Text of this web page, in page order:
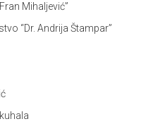
Mihaljević”
“Dr. Andrija Štampar”